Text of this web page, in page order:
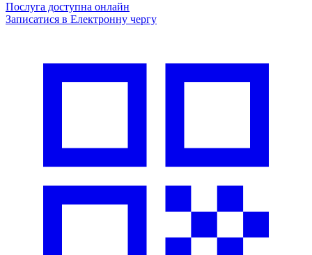
Послуга доступна онлайн
Записатися в Електронну чергу